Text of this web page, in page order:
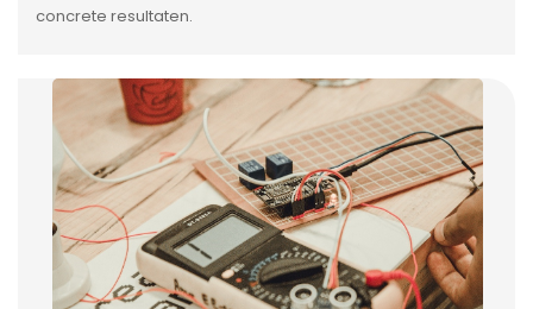
concrete resultaten.